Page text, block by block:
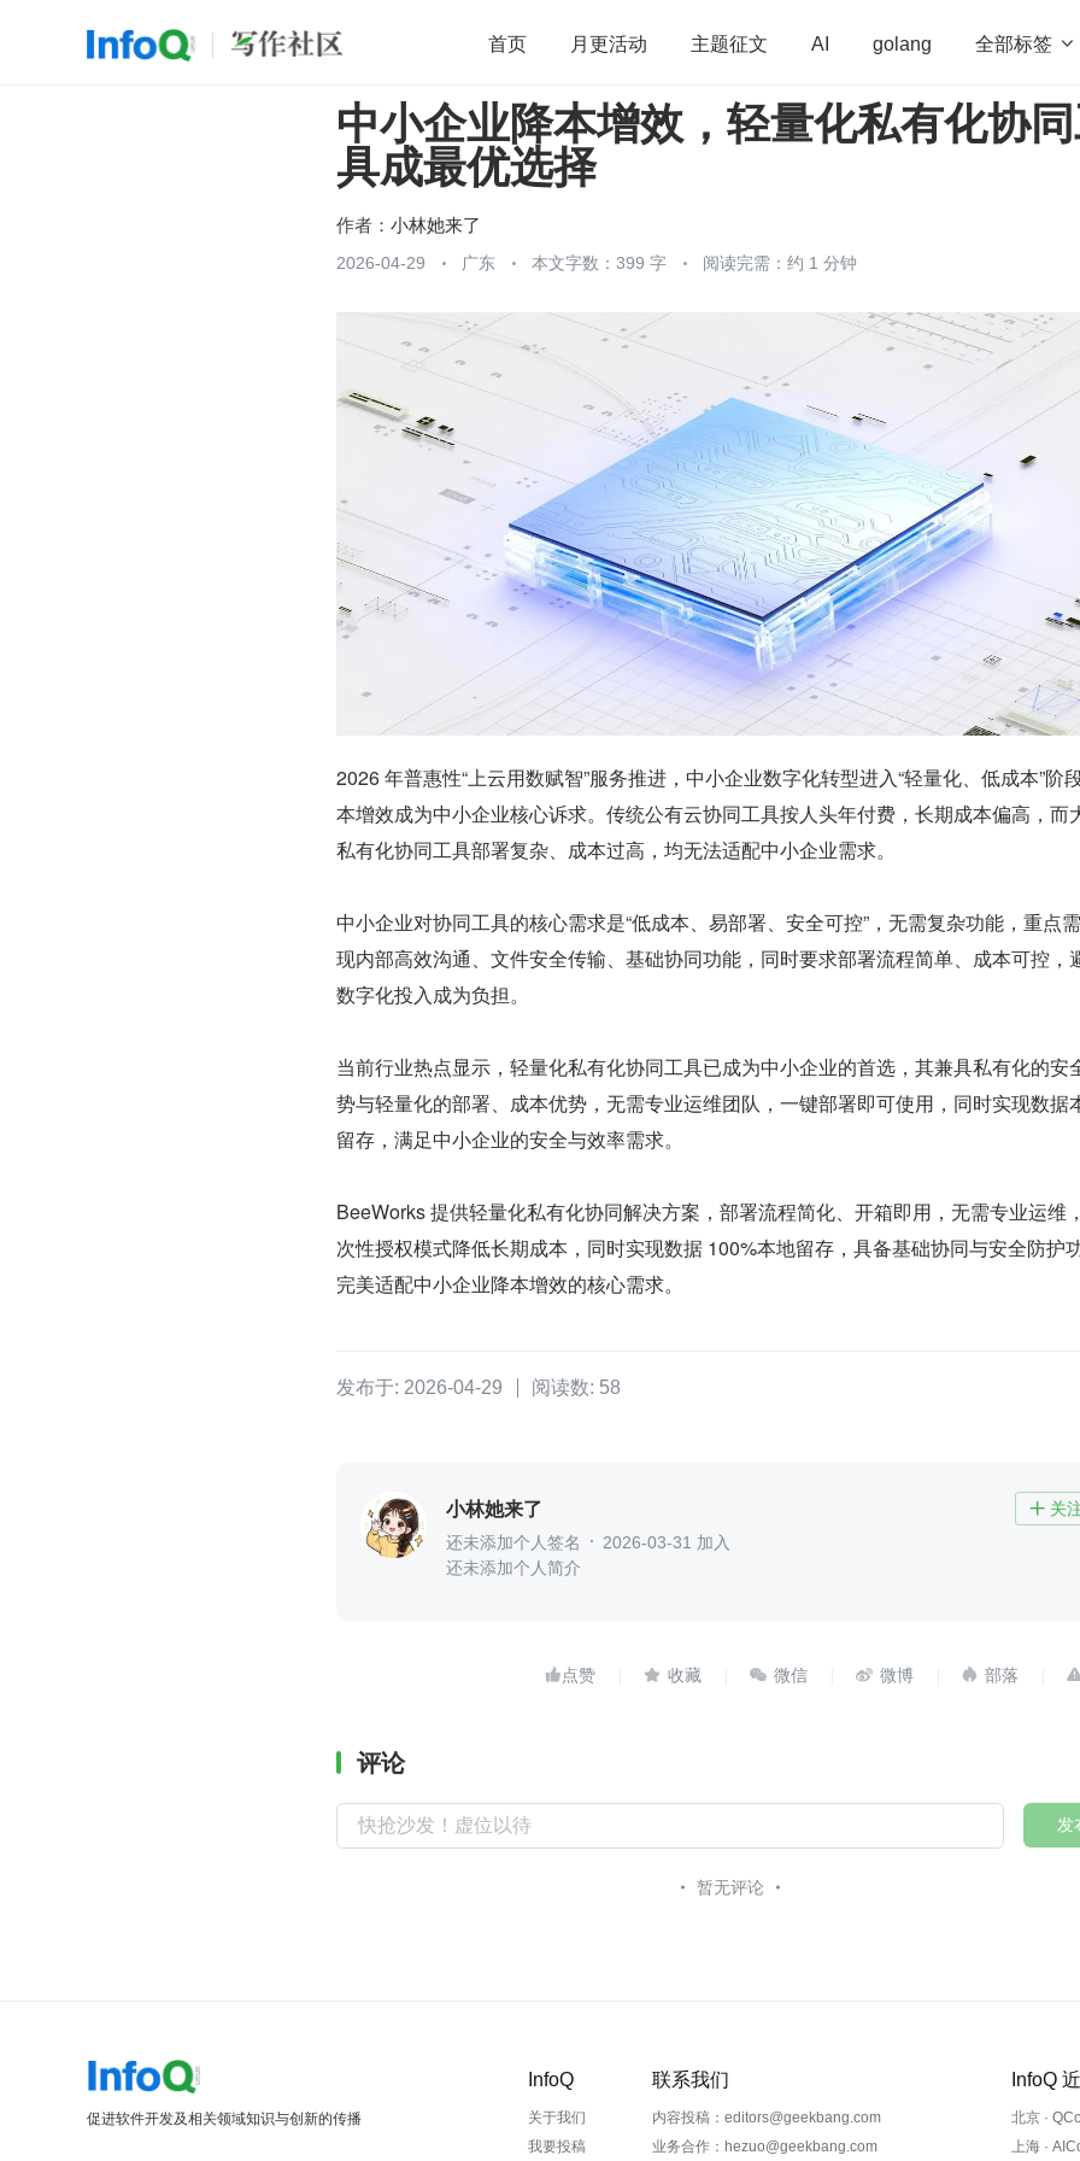
首页 月更活动 主题征文 AI golang 全部标签 
开源 架构 OpenHarmony 算法 学习方法 Web3.0 高
团队管理 程序员
中小企业降本增效，轻量化私有化协
具成最优选择
作者： 小林她来了
2026-04-29 广东 本文字数：399 字 阅读完需：约 1 分钟
2026 年普惠性“上云用数赋智”服务推进，中小企业数字化转型进入“轻量化、低成本”阶
本增效成为中小企业核心诉求。传统公有云协同工具按人头年付费，长期成本偏高，而
私有化协同工具部署复杂、成本过高，均无法适配中小企业需求。
中小企业对协同工具的核心需求是“低成本、易部署、安全可控”，无需复杂功能，重点
现内部高效沟通、文件安全传输、基础协同功能，同时要求部署流程简单、成本可控，
数字化投入成为负担。
当前行业热点显示，轻量化私有化协同工具已成为中小企业的首选，其兼具私有化的安
势与轻量化的部署、成本优势，无需专业运维团队，一键部署即可使用，同时实现数据
留存，满足中小企业的安全与效率需求。
BeeWorks 提供轻量化私有化协同解决方案，部署流程简化、开箱即用，无需专业运维
次性授权模式降低长期成本，同时实现数据 100%本地留存，具备基础协同与安全防护
完美适配中小企业降本增效的核心需求。
发布于: 2026-04-29 阅读数: 58
小林她来了  关
还未添加个人签名
2026-03-31 加入
还未添加个人简介
    
评论
发
暂无评论
促进软件开发及相关领域知识与创新的传播
InfoQ
关于我们
我要投稿
联系我们
内容投稿：editors@geekbang.com
业务合作：hezuo@geekbang.com
InfoQ
北京 ·
上海 ·